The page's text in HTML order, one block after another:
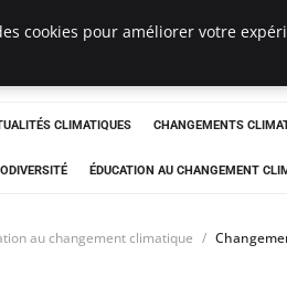
CLIMATIQUES CHANGEMENTS
ÉDUCATION AU CHANGEMENT
au changement climatique
cookies pour améliorer votre